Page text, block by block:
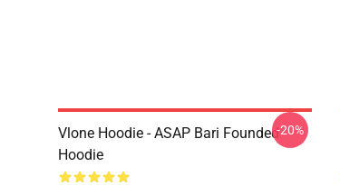
Vlone Hoodie - ASAP Bari Founded
Hoodie
-20%